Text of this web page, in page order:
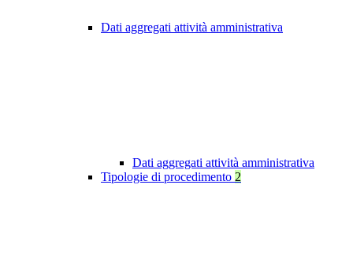
Dati aggregati attività amministrativa
Dati aggregati attività amministrativa
Tipologie di procedimento 2